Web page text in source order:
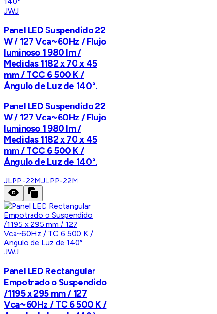
JWJ
Panel LED Suspendido 22
W / 127 Vca~60Hz / Flujo
luminoso 1 980 lm /
Medidas 1182 x 70 x 45
mm / TCC 6 500 K /
Ángulo de Luz de 140°.
Panel LED Suspendido 22
W / 127 Vca~60Hz / Flujo
luminoso 1 980 lm /
Medidas 1182 x 70 x 45
mm / TCC 6 500 K /
Ángulo de Luz de 140°.
JLPP-22MJLPP-22M
JWJ
Panel LED Rectangular
Empotrado o Suspendido
/1195 x 295 mm / 127
Vca~60Hz / TC 6 500 K /